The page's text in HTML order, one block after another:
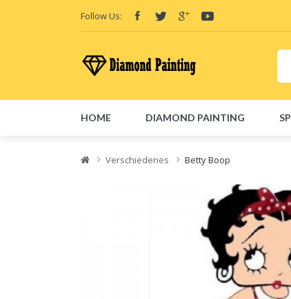
Follow Us:
HOME DIAMOND PAINTING
Verschiedenes Betty Boop